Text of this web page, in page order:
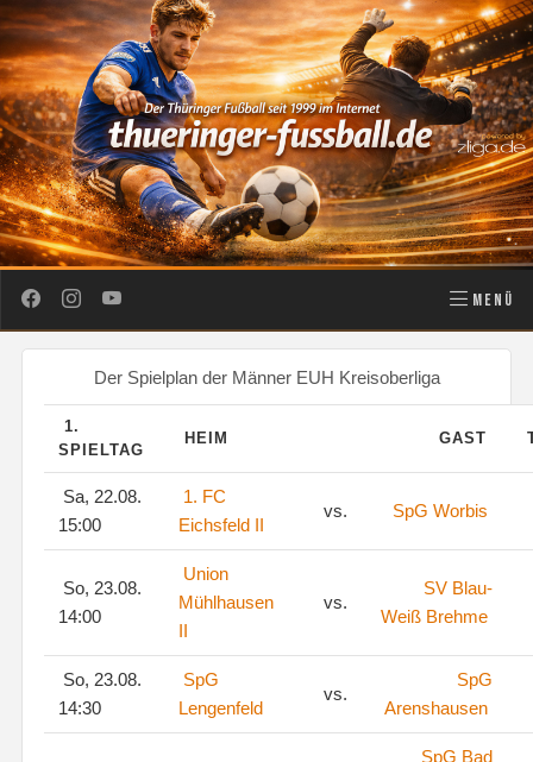
MENÜ
Der Spielplan der Männer EUH Kreisoberliga
1.
SPIELTAG
HEIM GAST
Sa, 22.08.
15:00
1. FC
Eichsfeld II
vs. SpG Worbis
So, 23.08.
14:00
Union
Mühlhausen
II
vs.
SV Blau-
Weiß Brehme
So, 23.08.
14:30
SpG
Lengenfeld
vs.
SpG
Arenshausen
SpG Bad